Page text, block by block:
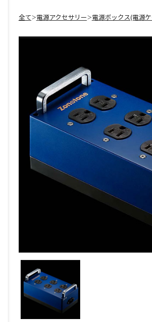
全て＞電源アクセサリー＞電源ボックス(電源